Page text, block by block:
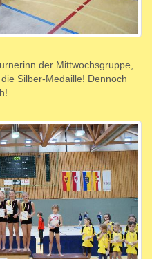
der Mittwochsgruppe,
Silber-Medaille! Dennoch